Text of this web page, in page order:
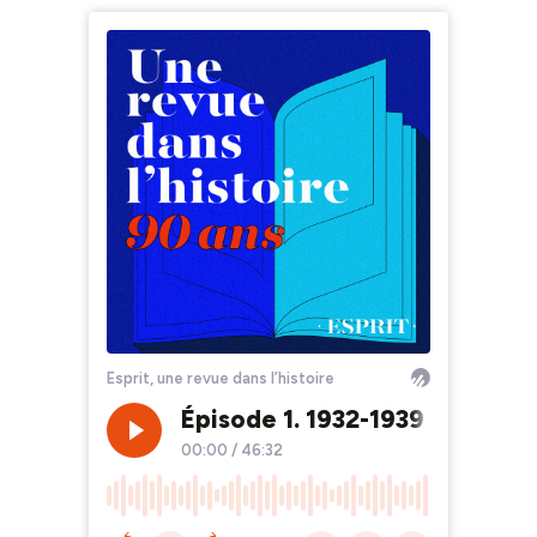
Esprit, une revue dans l’histoire
Épisode 1. 1932-1939 :
00:00 / 46:32